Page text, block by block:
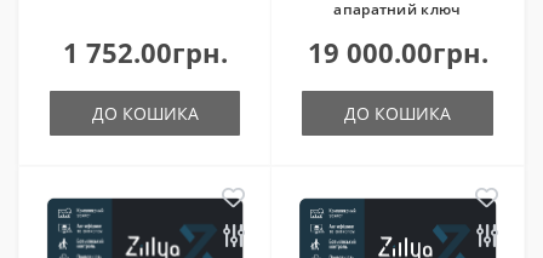
1 752.00грн.
ДО КОШИКА
апаратний ключ
19 000.00грн.
ДО КОШИКА